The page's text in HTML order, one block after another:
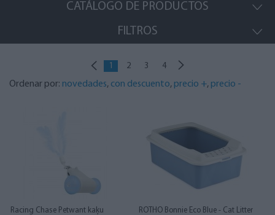
CATÁLOGO DE PRODUCTOS
FILTROS
1 2 3 4
Ordenar por: novedades, con descuento, precio +, precio -
Racing Chase Petwant kaķu
ROTHO Bonnie Eco Blue - Cat Litter